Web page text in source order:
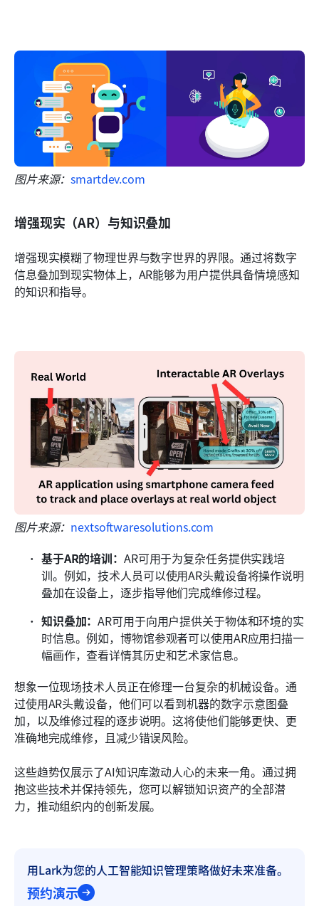
图片来源：smartdev.com
增强现实（AR）与知识叠加
增强现实模糊了物理世界与数字世界的界限。通过将数字
信息叠加到现实物体上，AR能够为用户提供具备情境感知
的知识和指导。
图片来源： nextsoftwaresolutions.com
基于AR的培训： AR可用于为复杂任务提供实践培
训。例如，技术人员可以使用AR头戴设备将操作说明
叠加在设备上，逐步指导他们完成维修过程。
知识叠加：AR可用于向用户提供关于物体和环境的实
时信息。例如，博物馆参观者可以使用AR应用扫描一
幅画作，查看详情其历史和艺术家信息。
想象一位现场技术人员正在修理一台复杂的机械设备。通
过使用AR头戴设备，他们可以看到机器的数字示意图叠
加，以及维修过程的逐步说明。这将使他们能够更快、更
准确地完成维修，且减少错误风险。
这些趋势仅展示了AI知识库激动人心的未来一角。通过拥
抱这些技术并保持领先，您可以解锁知识资产的全部潜
力，推动组织内的创新发展。
用Lark为您的人工智能知识管理策略做好未来准备。
预约演示